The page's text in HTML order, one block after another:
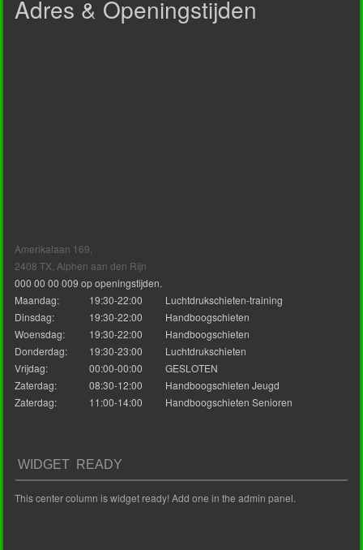
Adres & Openingstijden
Amerikalaan 169,
2408 TX, Alphen aan den Rijn
000 00 00 009 op openingstijden.
Maandag:
19:30-22:00
Luchtdrukschieten-training
Dinsdag:
19:30-22:00
Handboogschieten
Woensdag:
19:30-22:00
Handboogschieten
Donderdag:
19:30-23:00
Luchtdrukschieten
Vrijdag:
00:00-00:00
GESLOTEN
Zaterdag:
08:30-12:00
Handboogschieten Jeugd
Zaterdag:
11:00-14:00 Handboogschieten Senioren
WIDGET READY
This center column is widget ready! Add one in the admin panel.